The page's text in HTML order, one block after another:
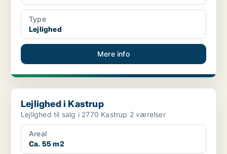
Type
Lejlighed
Mere info
Lejlighed i Kastrup
Lejlighed i Kastrup
Lejlighed til salg i 2770 Kastrup 2 værelser
Areal
Ca. 55 m2